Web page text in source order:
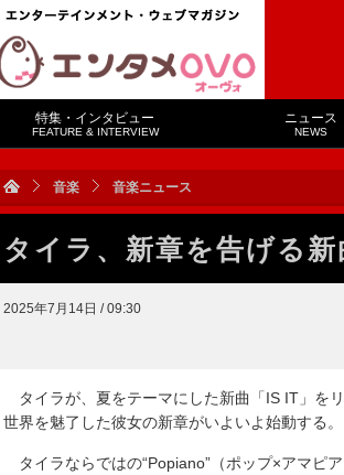
特集・インタビュー
FEATURE & INTERVIEW
ニュース
NEWS
音楽 音楽ニュース
タイラ、新章を告げる
2025年7月14日 / 09:30
タイラが、夏をテーマにした新曲「IS IT」を
世界を魅了した彼女の新章がいよいよ始動する。
タイラならではの“Popiano”（ポップ×アマピ